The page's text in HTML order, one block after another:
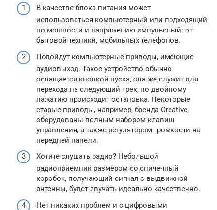
В качестве блока питания может
использоваться компьютерный или подходящий
по мощности и напряжению импульсный: от
бытовой техники, мобильных телефонов.
Подойдут компьютерные приводы, имеющие
аудиовыход. Такое устройство обычно
оснащается кнопкой пуска, она же служит для
перехода на следующий трек, по двойному
нажатию происходит остановка. Некоторые
старые приводы, например, бренда Creative,
оборудованы полным набором клавиш
управления, а также регулятором громкости на
передней панели.
Хотите слушать радио? Небольшой
радиоприемник размером со спичечный
коробок, получающий сигнал с выдвижной
антенны, будет звучать идеально качественно.
Нет никаких проблем и с цифровыми